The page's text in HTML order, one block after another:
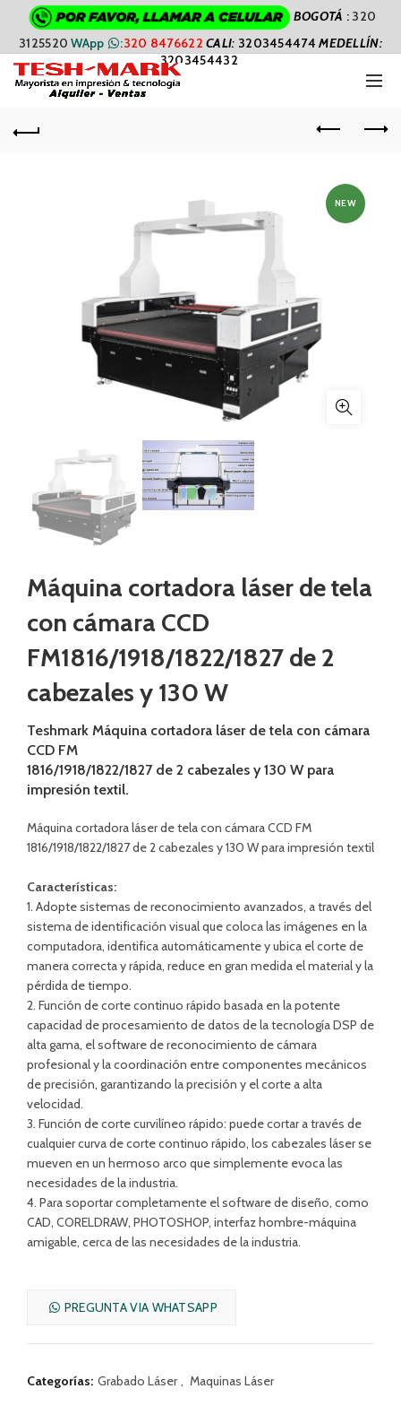
BOGOTÁ : 320
3125520WApp :320 8476622 CALI: 3203454474MEDELLÍN:
3203454432
NEW
Máquina cortadora láser de tela
con cámara CCD
FM1816/1918/1822/1827 de 2
cabezales y 130 W
Teshmark Máquina cortadora láser de tela con cámara
CCD FM
1816/1918/1822/1827 de 2 cabezales y 130 W para
impresión textil.
Máquina cortadora láser de tela con cámara CCD FM
1816/1918/1822/1827 de 2 cabezales y 130 W para impresión textil
Características:
1. Adopte sistemas de reconocimiento avanzados, a través del
sistema de identificación visual que coloca las imágenes en la
computadora, identifica automáticamente y ubica el corte de
manera correcta y rápida, reduce en gran medida el material y la
pérdida de tiempo.
2. Función de corte continuo rápido basada en la potente
capacidad de procesamiento de datos de la tecnología DSP de
alta gama, el software de reconocimiento de cámara
profesional y la coordinación entre componentes mecánicos
de precisión, garantizando la precisión y el corte a alta
velocidad.
3. Función de corte curvilíneo rápido: puede cortar a través de
cualquier curva de corte continuo rápido, los cabezales láser se
mueven en un hermoso arco que simplemente evoca las
necesidades de la industria.
4. Para soportar completamente el software de diseño, como
CAD, CORELDRAW, PHOTOSHOP, interfaz hombre-máquina
amigable, cerca de las necesidades de la industria.
PREGUNTA VIA WHATSAPP
Categorías: Grabado Láser , Maquinas Láser